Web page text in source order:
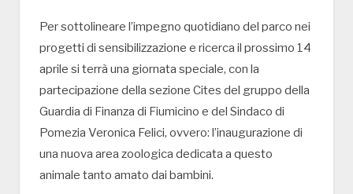
Per sottolineare l’impegno quotidiano del parco nei
progetti di sensibilizzazione e ricerca il prossimo 14
aprile si terrà una giornata speciale, con la
partecipazione della sezione Cites del gruppo della
Guardia di Finanza di Fiumicino e del Sindaco di
Pomezia Veronica Felici, ovvero: l’inaugurazione di
una nuova area zoologica dedicata a questo
animale tanto amato dai bambini.